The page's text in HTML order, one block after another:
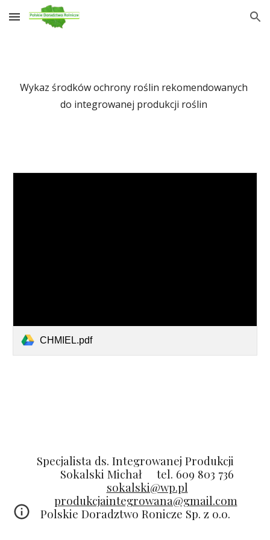
Skip to main content Skip to navigation
Wykaz środków ochrony roślin rekomendowanych
do integrowanej produkcji roślin
CHMIEL.pdf
Specjalista ds. Integrowanej Produkcji
Sokalski Michał
tel. 609 803 736
sokalski@wp.pl
produkcjaintegrowana@gmail.com
Polskie Doradztwo Ronicze Sp. z o.o.